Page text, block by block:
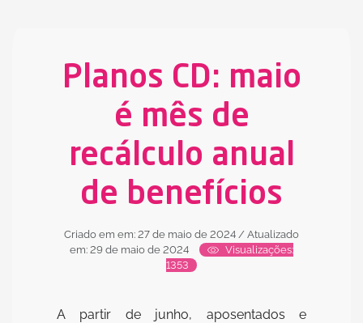
Planos CD: maio
é mês de
recálculo anual
de benefícios
Criado em em: 27 de maio de 2024 / Atualizado
em: 29 de maio de 2024
Visualizações:
1353
A partir de junho, aposentados e